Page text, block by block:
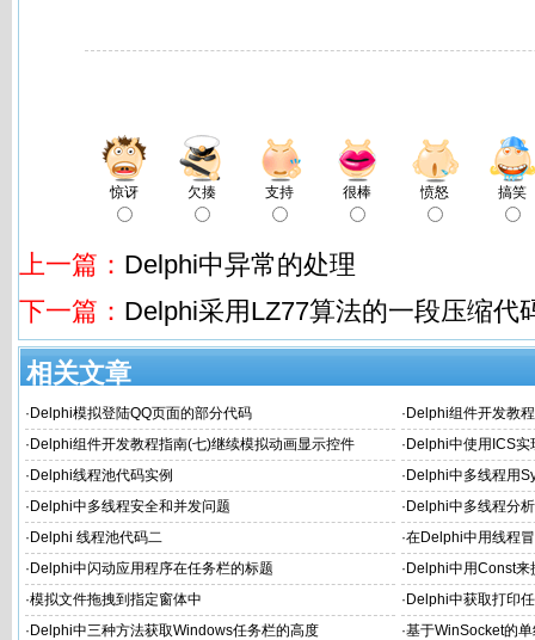
惊讶 欠揍 支持 很棒 愤怒 搞笑
上一篇： Delphi中异常的处理
下一篇： Delphi采用LZ77算法的一段压缩代
相关文章
· Delphi模拟登陆QQ页面的部分代码 · Delphi组件开发教
· Delphi组件开发教程指南(七)继续模拟动画显示控件 · Delphi中使用ICS
· Delphi线程池代码实例 · Delphi中多线程用
· Delphi中多线程安全和并发问题 · Delphi中多线程分
· Delphi 线程池代码二 ·在Delphi中用线程
· Delphi中闪动应用程序在任务栏的标题 · Delphi中用Const来
·模拟文件拖拽到指定窗体中 · Delphi中获取打印
· Delphi中三种方法获取Windows任务栏的高度 ·基于WinSocket的